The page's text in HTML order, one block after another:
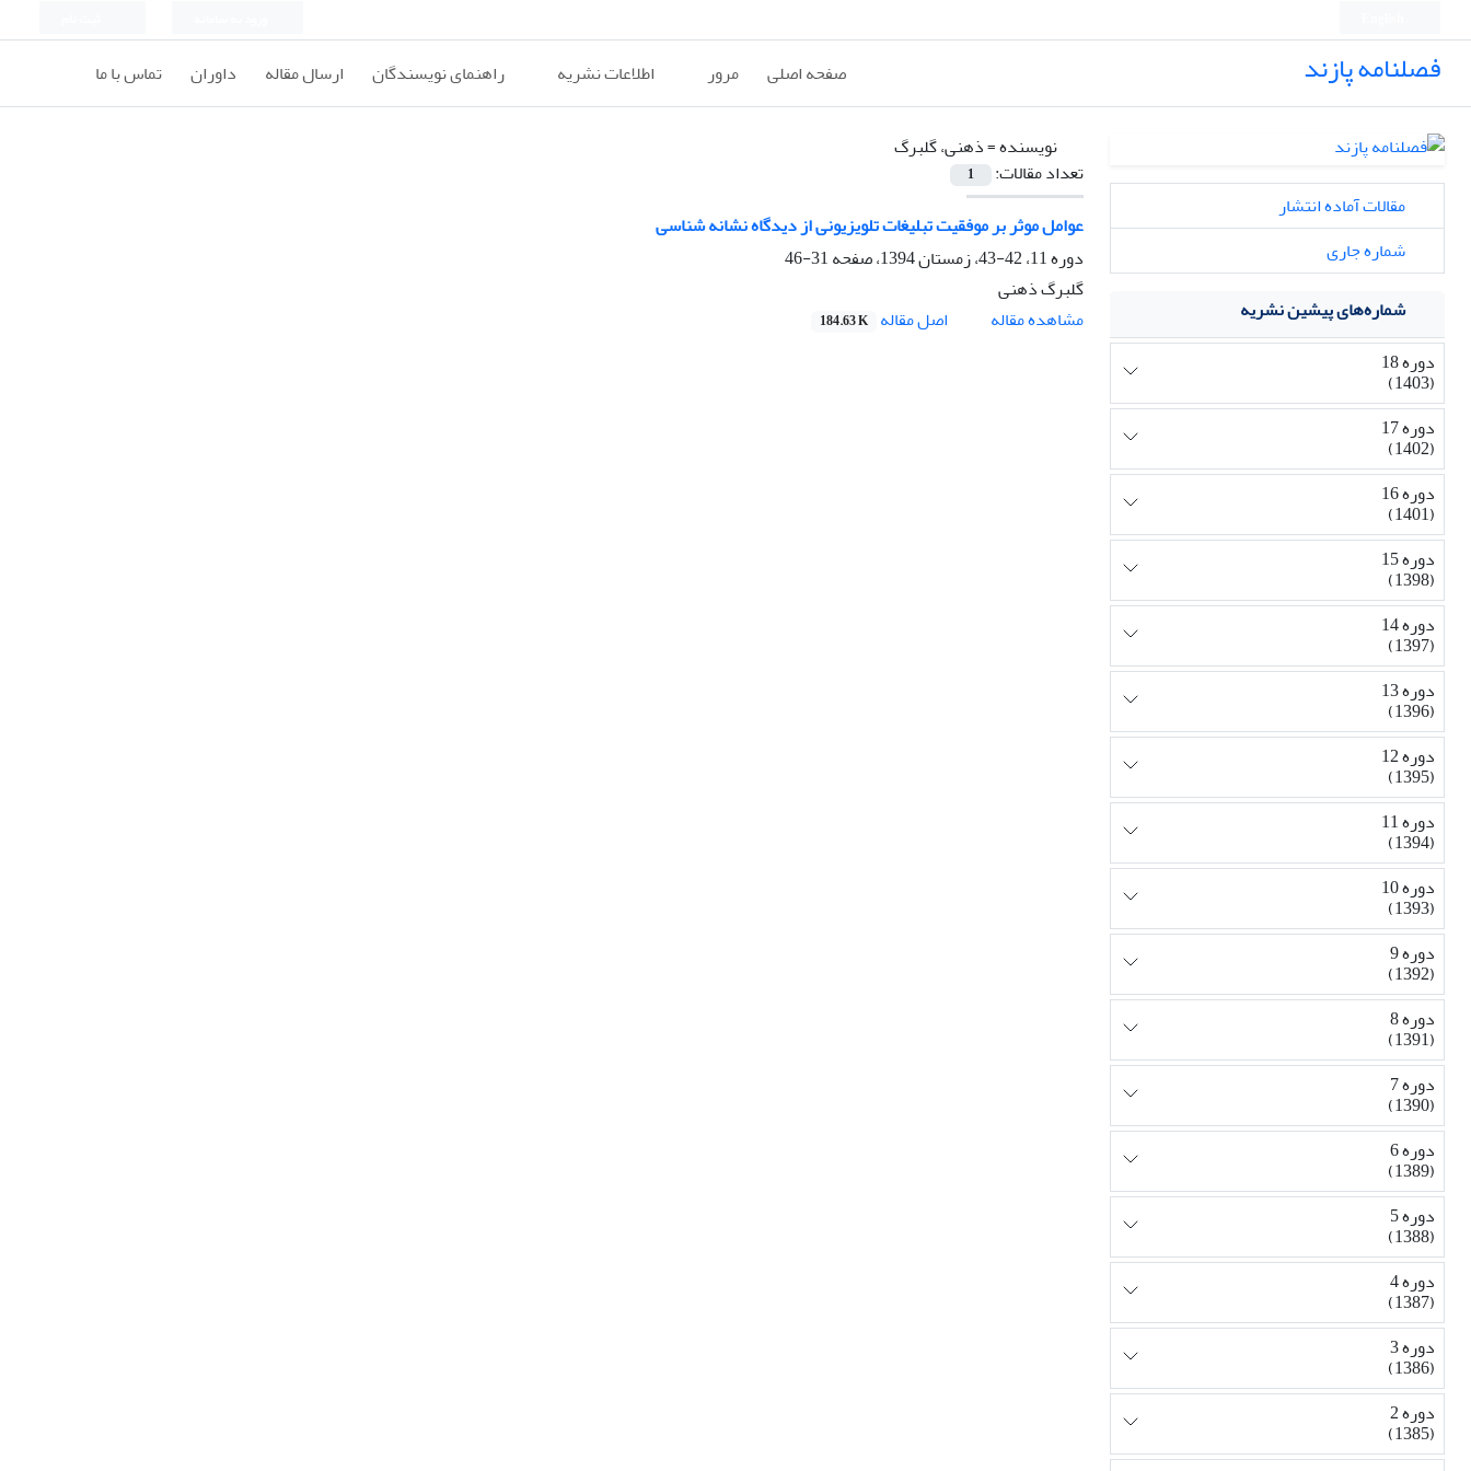
فصلنامه پازند صفحه اصلی مرور اطلاعات نشریه راهنمای نویسندگان ارسال مقاله داوران تماس با ما
نویسنده =ذهنی، گلبرگ
تعداد مقالات:
1
عوامل موثر بر موفقیت تبلیغات تلویزیونی از دیدگاه نشانه شناسی
دوره 11، 42-43، زمستان 1394، صفحه
31-46
گلبرگ ذهنی
مشاهده مقاله
اصل مقاله 184.63 K
مقالات آماده انتشار
شماره جاری
شماره‌های پیشین نشریه
دوره 18
(1403)
دوره 17
(1402)
دوره 16
(1401)
دوره 15
(1398)
دوره 14
(1397)
دوره 13
(1396)
دوره 12
(1395)
دوره 11
(1394)
دوره 10
(1393)
دوره 9
(1392)
دوره 8
(1391)
دوره 7
(1390)
دوره 6
(1389)
دوره 5
(1388)
دوره 4
(1387)
دوره 3
(1386)
دوره 2
(1385)